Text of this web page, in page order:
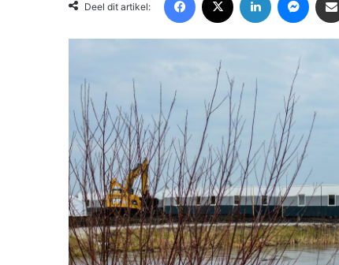
Deel dit artikel: